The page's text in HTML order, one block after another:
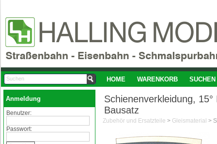
HOME WARENKORB SUCHEN
Anmeldung
Benutzer:
Passwort:
Schienenverkleidung,
Bausatz
Zubehör und Ersatzteile > Gleismaterial >